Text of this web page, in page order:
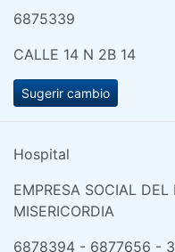
6875339
CALLE 14 N 2B 14
Sugerir cambio
Hospital
EMPRESA SOCIAL
MISERICORDIA
6878394 - 6877656 -